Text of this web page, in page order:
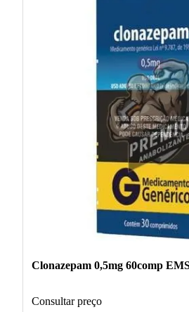
Clonazepam 0,5mg 60comp
Consultar preço